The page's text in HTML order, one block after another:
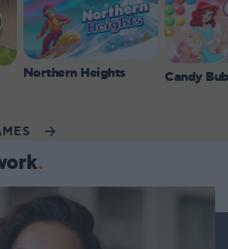
Northern Heights Candy